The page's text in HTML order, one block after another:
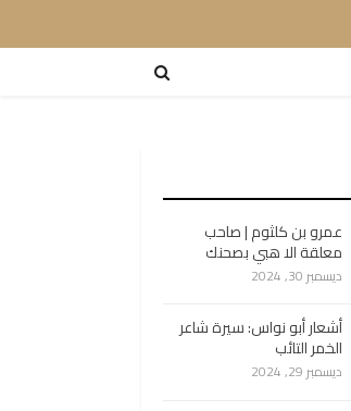
عمرو بن كلثوم | صاحب
معلقة الا هبي بصحنك
ديسمبر 30, 2024
أشعار أبو نواس: سيرة شاعر
الخمر التائب
ديسمبر 29, 2024